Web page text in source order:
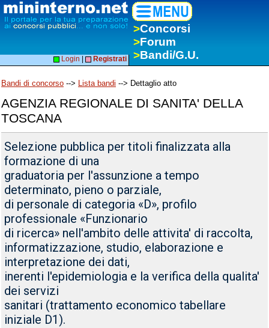
>Concorsi
>Forum
>Bandi/G.U.
Login Registrati
Bandi di concorso --> Lista bandi --> Dettaglio atto
AGENZIA REGIONALE DI SANITA' DELLA
TOSCANA
Selezione pubblica per titoli finalizzata alla
formazione di una
graduatoria per l'assunzione a tempo
determinato, pieno o parziale,
di personale di categoria «D», profilo
professionale «Funzionario
di ricerca» nell'ambito delle attivita' di raccolta,
informatizzazione, studio, elaborazione e
interpretazione dei dati,
inerenti l'epidemiologia e la verifica della qualita'
dei servizi
sanitari (trattamento economico tabellare
iniziale D1).